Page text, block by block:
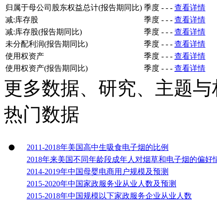
归属于母公司股东权益总计(报告期同比) 季度 - - - 查看详情
减:库存股
季度 - - - 查看详情
减:库存股(报告期同比)
季度 - - - 查看详情
未分配利润(报告期同比)
季度 - - - 查看详情
使用权资产
季度 - - - 查看详情
使用权资产(报告期同比)
季度 - - - 查看详情
更多数据、研究、主题
热门数据
2011-2018年美国高中生吸食电子烟的比例
2018年来美国不同年龄段成年人对烟草和电子烟的偏好
2014-2019年中国母婴电商用户规模及预测
2015-2020年中国家政服务业从业人数及预测
2015-2018年中国规模以下家政服务企业从业人数